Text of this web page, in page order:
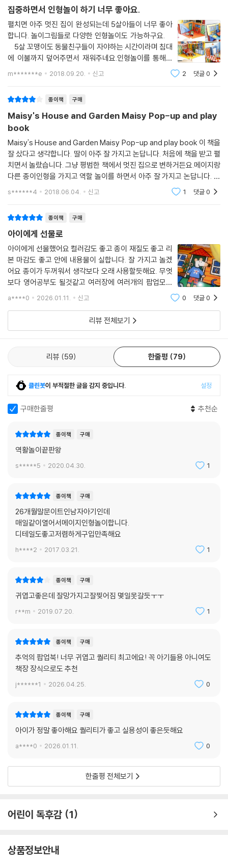
집중하면서 인형놀이 하기 너무 좋아요.
펼치면 아주 멋진 집이 완성되는데 5살아들이 너무 좋아
합니다. 놀이그림들로 다양한 인형놀이도 가능하구요.
5살 꼬맹이도 동물친구들이 자야하는 시간이라며 침대
에 이불까지 덮어주면서 재워주네요.인형놀이를 통해서
아이는 종이집에 집중하고 그러면서 자기만의 창의적인
m*******e 2018.09.20. 신고 2 댓글0
종이책 구매
Maisy's House and Garden Maisy Pop-up and play
book
Maisy's House and Garden Maisy Pop-up and play book 이 책을
잘 샀다고 생각합니다. 딸이 아주 잘 가지고 논답니다. 처음에 책을 받고 펼
치면서 놀랐습니다. 그냥 평범한 책에서 멋진 집으로 변하거든요.메이지랑
다른 종이인형을 가지고 역할 놀이를 하면서 아주 잘 가지고 논답니다. 그
리고 서랍장도 열리고 문이나 창문도 열려요.
s******4 2018.06.04. 신고 1 댓글0
종이책 구매
아이에게 선물로
아이에게 선물했어요 컬러감도 좋고 종이 재질도 좋고 리
본 마감도 좋고 안에 내용물이 실합니다. 잘 가지고 놀겠
어요 종이가 두꺼워서 생각보다 오래 사용할듯해요. 무엇
보다 영어공부도 될것같고 여러장에 여러개의 팝업모션
이 있어서 아이가 너무 재미있어합니다
a****0 2026.01.11. 신고 0 댓글0
리뷰 전체보기
리뷰 59 한줄평 79
클린봇이 부적절한 글을 감지 중입니다. 설정
구매한줄평 추천순
종이책 구매
역활놀이끝판왕
s*****5 2020.04.30. 1
종이책 구매
26개월말문이트인남자아기인데
매일같이열어서메이지인형놀이합니다.
디테일도좋고저렴하게구입만족해요
h****2 2017.03.21. 1
종이책 구매
귀엽고좋은데 잘망가지고잘찢어짐 몇일못갈듯ㅜㅜ
r**m 2019.07.20. 1
종이책 구매
추억의 팝업북! 너무 귀엽고 퀄리티 최고에요! 꼭 아기들용 아니여도
책장 장식으로도 추천
j******1 2026.04.25. 0
종이책 구매
아이가 정말 좋아해요 퀄리티가 좋고 실용성이 좋은듯해요
a****0 2026.01.11. 0
한줄평 전체보기
어린이 독후감 1
상품정보안내